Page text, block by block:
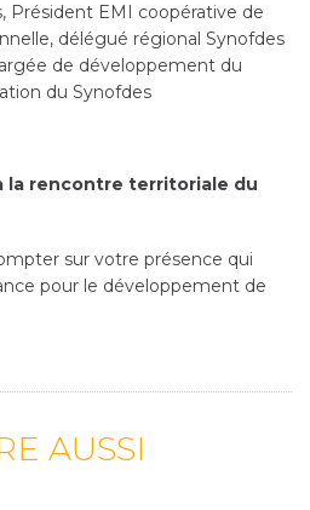
Président EMI coopérative de
délégué régional Synofdes
de développement du
du Synofdes
la rencontre territoriale du
sur votre présence qui
pour le développement de
AUSSI